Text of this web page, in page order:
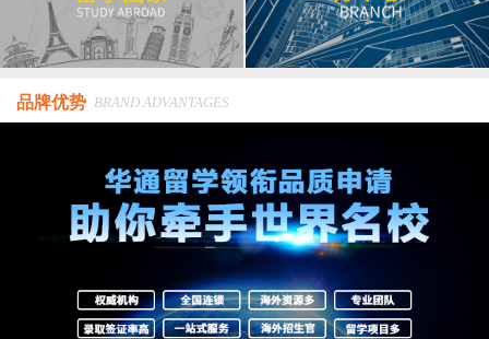
品牌优势 BRAND ADVANTAGES